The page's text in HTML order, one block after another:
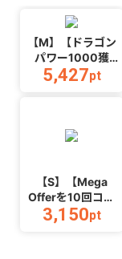
【M】【ドラゴン
パワー1000獲
得】マージドラゴ
ン_Android
5,427pt
【S】【Mega
Offerを10回コン
プリートする】
Color
3,150pt